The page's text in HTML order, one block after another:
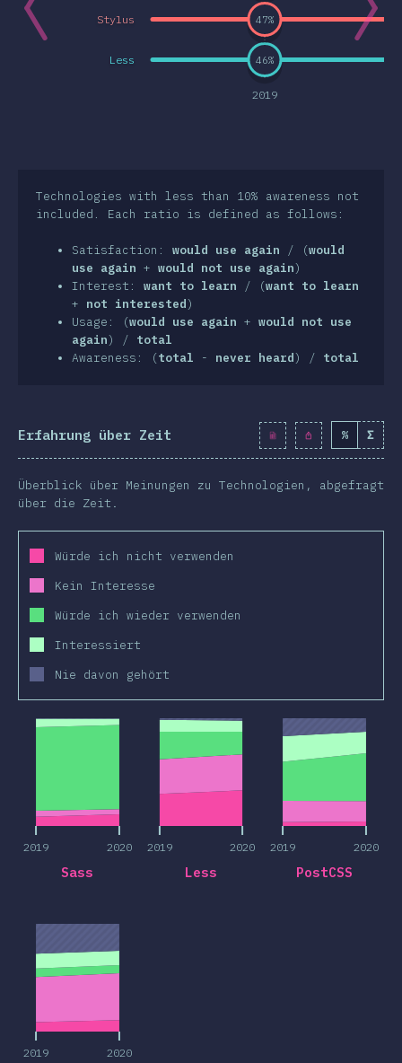
Features
Selektoren
in-JS
2019
Less
Stylus
46%
47%
Technologies with less than 10% awareness not
included. Each ratio is defined as follows:
Satisfaction: would use again / (would
use again + would not use again)
Interest: want to learn / (want to learn
+ not interested)
Usage: (would use again + would not use
again) / total
Awareness: (total - never heard) / total
Erfahrung über Zeit % Σ
Überblick über Meinungen zu Technologien, abgefragt
über die Zeit.
Würde ich nicht verwenden
Kein Interesse
Würde ich wieder verwenden
Interessiert
Nie davon gehört
2019 2020
2019 2020
Sass
2019 2020
2019 2020
Less
2019 2020
2019 2020
PostCSS
2019 2020